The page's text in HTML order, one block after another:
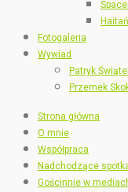
Fotogaleria
Wywiad
Patryk
Przemek
Strona główna
O mnie
Współpraca
Nadchodzące
Gościnnie w